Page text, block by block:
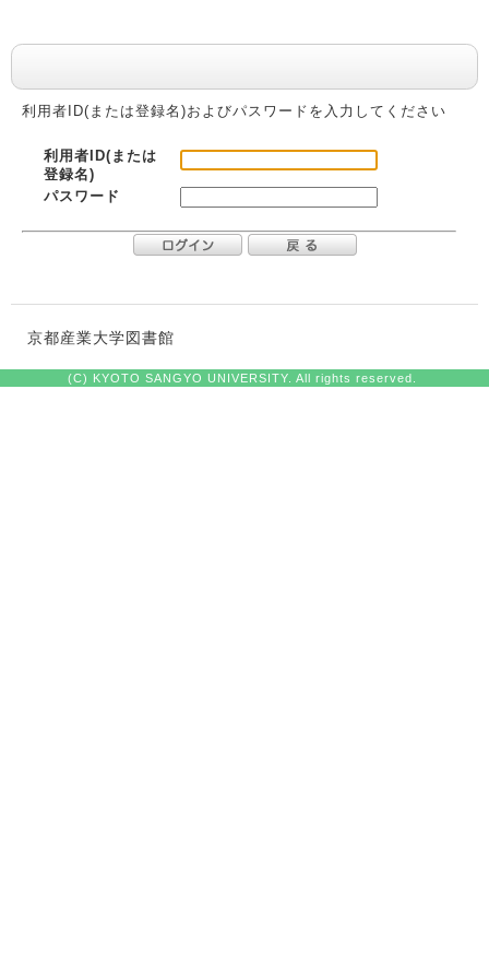
利用者ID(または登録名)およびパスワードを入力してください
利用者ID(または
登録名)
パスワード
京都産業大学図書館
(C) KYOTO SANGYO UNIVERSITY. All rights reserved.